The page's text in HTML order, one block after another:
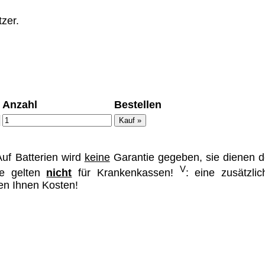
Anzahl
Bestellen
Batterien wird keineGarantie gegeben, sie dienen
gelten nicht für Krankenkassen! V: eine
Ihnen Kosten!
und
man durch
verhindert
allen Inhalten,
alle auf
unter